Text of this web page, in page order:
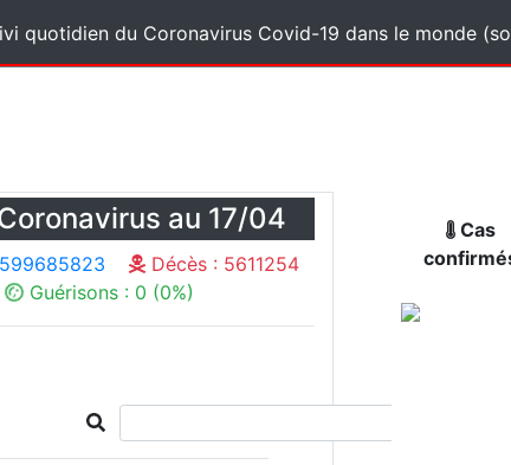
quotidien du Coronavirus Covid-19 dans le monde
au 17/04
Décès : 5611254
Guérisons : 0 (0%)
Cas